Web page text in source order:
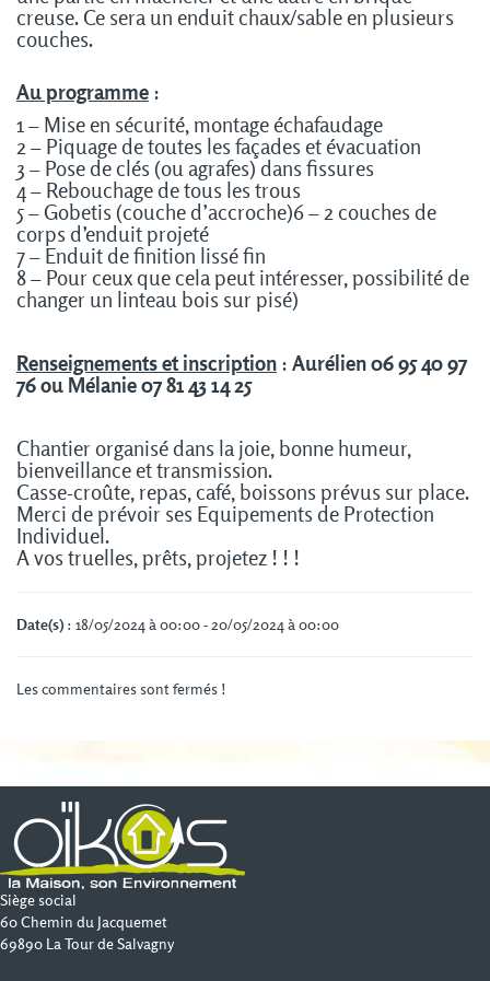
creuse. Ce sera un enduit chaux/sable en plusieurs
couches.
Au programme :
1 – Mise en sécurité, montage échafaudage
2 – Piquage de toutes les façades et évacuation
3 – Pose de clés (ou agrafes) dans fissures
4 – Rebouchage de tous les trous
5 – Gobetis (couche d’accroche)6 – 2 couches de
corps d’enduit projeté
7 – Enduit de finition lissé fin
8 – Pour ceux que cela peut intéresser, possibilité de
changer un linteau bois sur pisé)
Renseignements et inscription : Aurélien 06 95 40 97
76 ou Mélanie 07 81 43 14 25
Chantier organisé dans la joie, bonne humeur,
bienveillance et transmission.
Casse-croûte, repas, café, boissons prévus sur place.
Merci de prévoir ses Equipements de Protection
Individuel.
A vos truelles, prêts, projetez ! ! !
Date(s): 18/05/2024 à 00:00 - 20/05/2024 à 00:00
Les commentaires sont fermés !
Siège social
60 Chemin du Jacquemet
69890 La Tour de Salvagny